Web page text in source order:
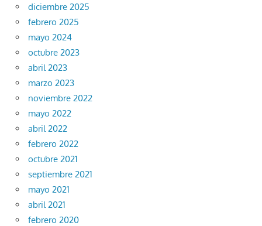
diciembre 2025
febrero 2025
mayo 2024
octubre 2023
abril 2023
marzo 2023
noviembre 2022
mayo 2022
abril 2022
febrero 2022
octubre 2021
septiembre 2021
mayo 2021
abril 2021
febrero 2020